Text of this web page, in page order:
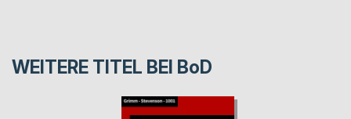
WEITERE TITEL BEI BoD